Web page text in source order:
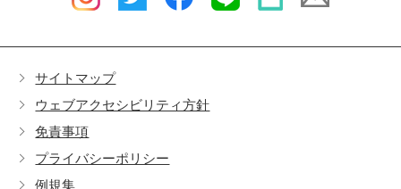
サイトマップ
ウェブアクセシビリティ方針
免責事項
プライバシーポリシー
例規集